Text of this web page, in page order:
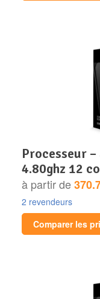
processeur – amd – ryzen 9 5900xt
4.80ghz 12
à partir de
2 revendeurs
Comparer les